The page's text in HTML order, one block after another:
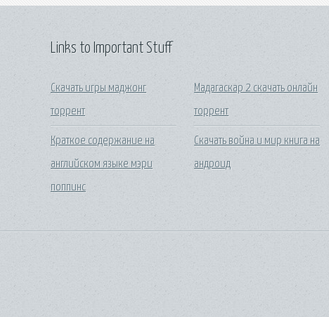
Links to Important Stuff
Скачать игры маджонг
торрент
Краткое содержание на
английском языке мэри
поппинс
Мадагаскар 2 скачать онлайн
торрент
Скачать война и мир книга на
андроид